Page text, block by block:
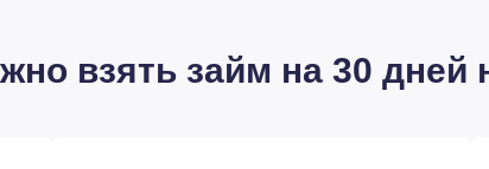
взять займ на 30 дней